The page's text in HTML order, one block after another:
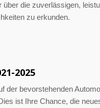
über die zuverlässigen,
zu erkunden.
2025
der bevorstehenden
ist Ihre Chance, die